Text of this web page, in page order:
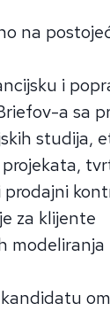
na
i
a sa
studija,
za klijente